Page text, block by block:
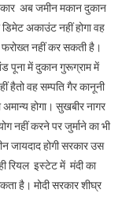
अब जमीन मकान दुकान
अकाउंट नहीं होगा वह
फरोख्त नहीं कर सकती है।
पूना में दुकान गुरूग्राम में
हैतो वह सम्पति गैर कानूनी
होगा। सुखबीर नागर
नहीं करने पर जुर्माने का भी
जायदाद होगी सरकार उस
रियल इस्टेट में मंदी का
है। मोदी सरकार शीघ्र